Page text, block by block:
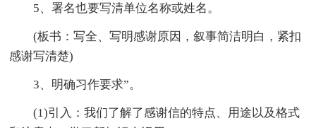
5、署名也要写清单位名称或姓名。
(板书：写全、写明感谢原因，叙事简洁明白，紧扣
感谢写清楚)
3、明确习作要求”。
(1)引入：我们了解了感谢信的特点、用途以及格式